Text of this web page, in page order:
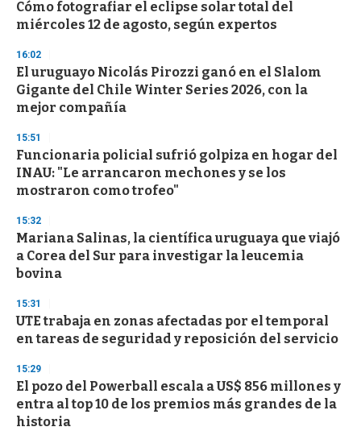
s
c
n
d
s
Cómo fotografiar el eclipse solar total del
miércoles 12 de agosto, según expertos
16:02
El uruguayo Nicolás Pirozzi ganó en el Slalom
Gigante del Chile Winter Series 2026, con la
mejor compañía
15:51
Funcionaria policial sufrió golpiza en hogar del
INAU: "Le arrancaron mechones y se los
mostraron como trofeo"
15:32
Mariana Salinas, la científica uruguaya que viajó
a Corea del Sur para investigar la leucemia
bovina
15:31
UTE trabaja en zonas afectadas por el temporal
en tareas de seguridad y reposición del servicio
15:29
El pozo del Powerball escala a US$ 856 millones y
entra al top 10 de los premios más grandes de la
historia